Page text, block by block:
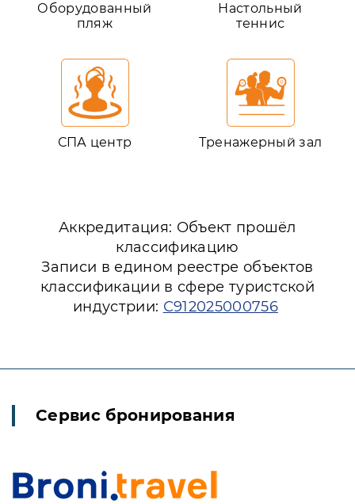
Оборудованный
пляж
Настольный
теннис
СПА центр Тренажерный зал
Аккредитация: Объект прошёл
классификацию
Записи в едином реестре объектов
классификации в сфере туристской
индустрии: С912025000756
Сервис бронирования